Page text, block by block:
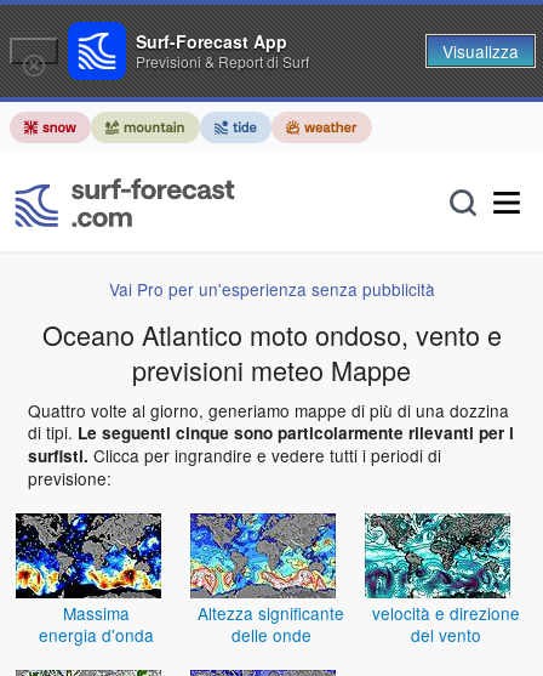
Vai Pro per un'esperienza senza pubblicità
Oceano Atlantico moto ondoso, vento e
previsioni meteo Mappe
Quattro volte al giorno, generiamo mappe di più di una dozzina
di tipi. Le seguenti cinque sono particolarmente rilevanti per i
surfisti. Clicca per ingrandire e vedere tutti i periodi di
previsione:
Massima
energia d'onda
Altezza significante
delle onde
velocità e direzione
del vento
Surf-Forecast App
Previsioni & Report di Surf Visualizza